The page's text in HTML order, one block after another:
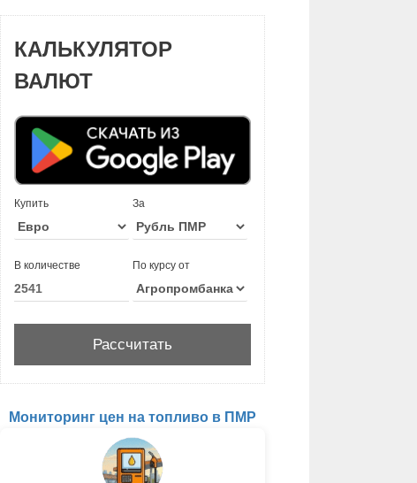
КАЛЬКУЛЯТОР
ВАЛЮТ
Купить За
В количестве По курсу от
Мониторинг цен на топливо в ПМР